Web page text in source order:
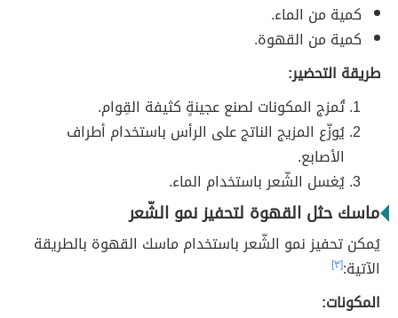
كمية من الماء.
كمية من القهوة.
طريقة التحضير:
تُمزج المكونات لصنع عجينةٍ كثيفة القِوام.
يُوزّع المزيج الناتج على الرأس باستخدام أطراف
الأصابع.
يُغسل الشّعر باستخدام الماء.
ماسك حثل القهوة لتحفيز نمو الشّعر
يُمكن تحفيز نمو الشّعر باستخدام ماسك القهوة بالطريقة
الآتية:[٣]
المكونات: